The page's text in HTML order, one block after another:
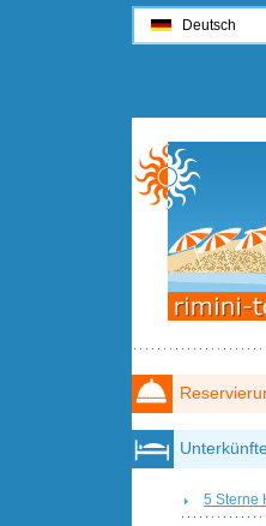
5 Sterne
Deutsch